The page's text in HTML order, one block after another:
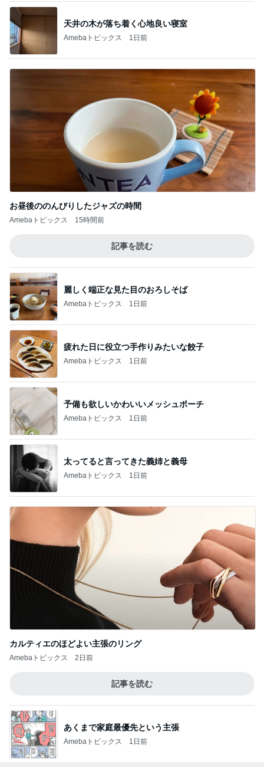
天井の木が落ち着く心地良い寝室
Amebaトピックス 1日前
お昼後ののんびりしたジャズの時間
Amebaトピックス 15時間前
記事を読む
麗しく端正な見た目のおろしそば
Amebaトピックス 1日前
疲れた日に役立つ手作りみたいな餃子
Amebaトピックス 1日前
予備も欲しいかわいいメッシュポーチ
Amebaトピックス 1日前
太ってると言ってきた義姉と義母
Amebaトピックス 1日前
カルティエのほどよい主張のリング
Amebaトピックス 2日前
記事を読む
あくまで家庭最優先という主張
Amebaトピックス 1日前